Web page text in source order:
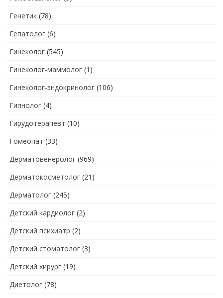
Генетик (78)
Гепатолог (6)
Гинеколог (545)
Гинеколог-маммолог (1)
Гинеколог-эндокринолог (106)
Гипнолог (4)
Гирудотерапевт (10)
Гомеопат (33)
Дерматовенеролог (969)
Дерматокосметолог (21)
Дерматолог (245)
Детский кардиолог (2)
Детский психиатр (2)
Детский стоматолог (3)
Детский хирург (19)
Диетолог (78)